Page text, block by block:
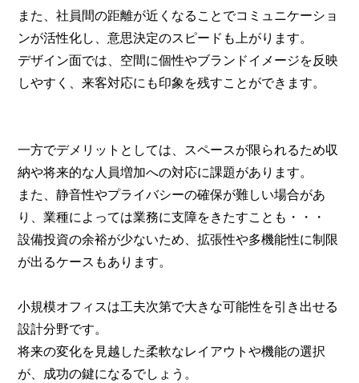
また、社員間の距離が近くなることでコミュニケーショ
ンが活性化し、意思決定のスピードも上がります。
デザイン面では、空間に個性やブランドイメージを反映
しやすく、来客対応にも印象を残すことができます。
一方でデメリットとしては、スペースが限られるため収
納や将来的な人員増加への対応に課題があります。
また、静音性やプライバシーの確保が難しい場合があ
り、業種によっては業務に支障をきたすことも・・・
設備投資の余裕が少ないため、拡張性や多機能性に制限
が出るケースもあります。
小規模オフィスは工夫次第で大きな可能性を引き出せる
設計分野です。
将来の変化を見越した柔軟なレイアウトや機能の選択
が、成功の鍵になるでしょう。